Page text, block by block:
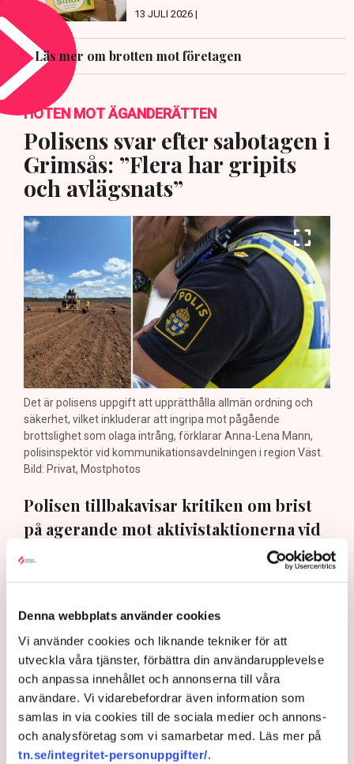
Denna webbplats använder cookies
Vi använder cookies och liknande tekniker för att
utveckla våra tjänster, förbättra din användarupplevelse
och anpassa innehållet och annonserna till våra
användare. Vi vidarebefordrar även information som
samlas in via cookies till de sociala medier och annons-
och analysföretag som vi samarbetar med. Läs mer på
tn.se/integritet-personuppgifter/.
13 JULI 2026 |
Läs mer om brotten mot företagen
HOTEN MOT ÄGANDERÄTTEN
Polisens svar efter sabotagen i
Grimsås: ”Flera har gripits
och avlägsnats”
Det är polisens uppgift att upprätthålla allmän ordning och
säkerhet, vilket inkluderar att ingripa mot pågående
brottslighet som olaga intrång, förklarar Anna-Lena Mann,
polisinspektör vid kommunikationsavdelningen i region Väst.
Bild: Privat, Mostphotos
Polisen tillbakavisar kritiken om brist
på agerande mot aktivistaktionerna vid
torvtäkten i Grimsås. ”Det har gjorts
både avvisanden, avlägsnanden och
polisinspektör i region Väst, till TN.
Torvtäkten i Grimsås i Tranemo kommun har sedan 28
juli stoppats av aktivistgruppen Återställ Våtmarker
efter att aktivister har klättrat upp påtorvproducenten
Neovas maskiner, grävt igen diken och spridit
ogräsfrön över täkten.